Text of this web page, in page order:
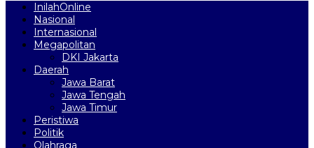
InilahOnline
Nasional
Internasional
Megapolitan
DKI Jakarta
Daerah
Jawa Barat
Jawa Tengah
Jawa Timur
Peristiwa
Politik
Olahraga